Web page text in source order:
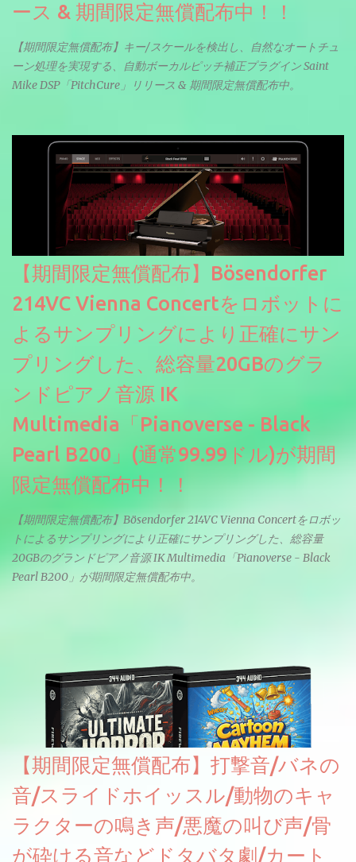
ース & 期間限定無償配布中！！
【期間限定無償配布】キー/スケールを検出し、自然なオートチュ
ーン処理を実現する、自動ボーカルピッチ補正プラグイン Saint
Mike DSP「PitchCure」リリース & 期間限定無償配布中。
【期間限定無償配布】Bösendorfer
214VC Vienna Concertをロボットに
よるサンプリングにより正確にサン
プリングした、総容量20GBのグラ
ンドピアノ音源 IK
Multimedia「Pianoverse - Black
Pearl B200」(通常99.99ドル)が期間
限定無償配布中！！
【期間限定無償配布】Bösendorfer 214VC Vienna Concertをロボッ
トによるサンプリングにより正確にサンプリングした、総容量
20GBのグランドピアノ音源 IK Multimedia「Pianoverse - Black
Pearl B200」が期間限定無償配布中。
【期間限定無償配布】打撃音/バネの
音/スライドホイッスル/動物のキャ
ラクターの鳴き声/悪魔の叫び声/骨
が砕ける音などドタバタ劇/カート